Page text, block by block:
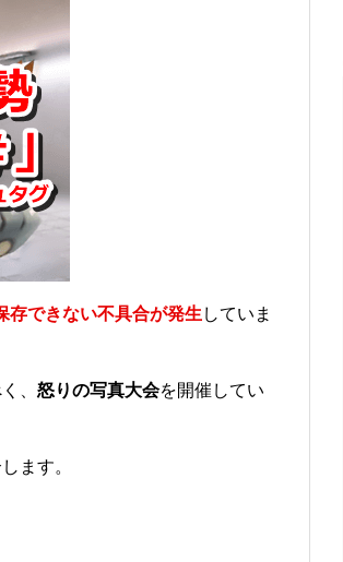
できない不具合が発生していま
、 怒りの写真大会を開催してい
ます。